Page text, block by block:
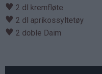
♥ 2 dl kremfløte
♥ 2 dl aprikossyltetøy
♥ 2 doble Daim